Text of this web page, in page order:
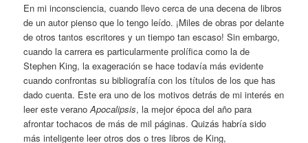
En mi inconsciencia, cuando llevo cerca de una decena de libros
de un autor pienso que lo tengo leído. ¡Miles de obras por delante
de otros tantos escritores y un tiempo tan escaso! Sin embargo,
cuando la carrera es particularmente prolífica como la de
Stephen King, la exageración se hace todavía más evidente
cuando confrontas su bibliografía con los títulos de los que has
dado cuenta. Este era uno de los motivos detrás de mi interés en
leer este veranoApocalipsis, la mejor época del año para
afrontar tochacos de más de mil páginas. Quizás habría sido
más inteligente leer otros dos o tres libros de King,